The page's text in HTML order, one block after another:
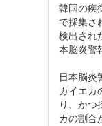
韓国の疾
で採集さ
検出され
本脳炎警
日本脳炎
カイエカ
り、かつ
カの割合